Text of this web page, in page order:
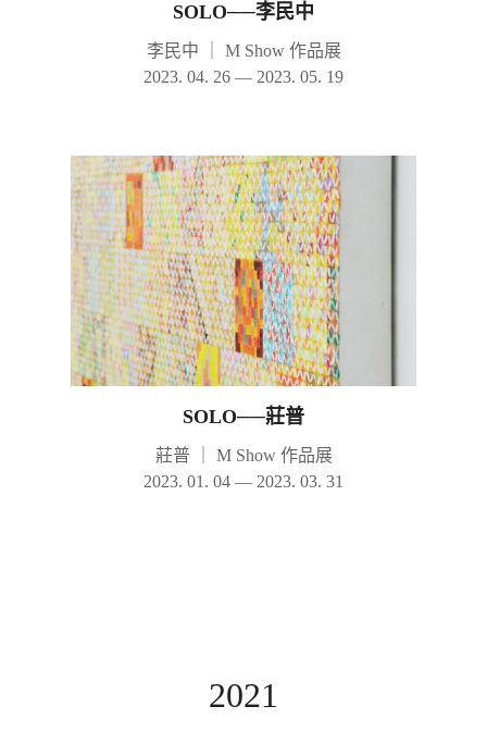
SOLO──李民中
李民中
M Show 作品展
2023. 04. 26 — 2023. 05. 19
SOLO──莊普
莊普
M Show 作品展
2023. 01. 04 — 2023. 03. 31
2021